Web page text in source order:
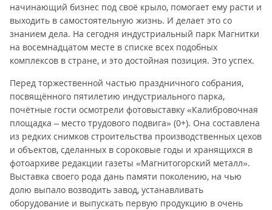
начинающий бизнес под своё крыло, помогает ему расти и
выходить в самостоятельную жизнь. И делает это со
знанием дела. На сегодня индустриальный парк Магнитки
на восемнадцатом месте в списке всех подобных
комплексов в стране, и это достойная позиция. Это успех.
Перед торжественной частью праздничного собрания,
посвящённого пятилетию индустриального парка,
почётные гости осмотрели фотовыставку «Калибровочная
площадка – место трудового подвига» (0+). Она составлена
из редких снимков строительства производственных цехов
и объектов, сделанных в сороковые годы и хранящихся в
фотоархиве редакции газеты «Магнитогорский металл».
Выставка своего рода дань памяти поколению, на чью
долю выпало возводить завод, устанавливать
оборудование и выпускать первую продукцию в очень